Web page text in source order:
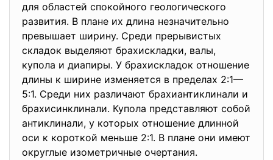
для областей спокойного геологического
развития. В плане их длина незначительно
превышает ширину. Среди прерывистых
складок выделяют брахискладки, валы,
купола и диапиры. У брахискладок отношение
длины к ширине изменяется в пределах 2:1—
5:1. Среди них различают брахиантиклинали и
брахисинклинали. Купола представляют собой
антиклинали, у которых отношение длинной
оси к короткой меньше 2:1. В плане они имеют
округлые изометричные очертания.